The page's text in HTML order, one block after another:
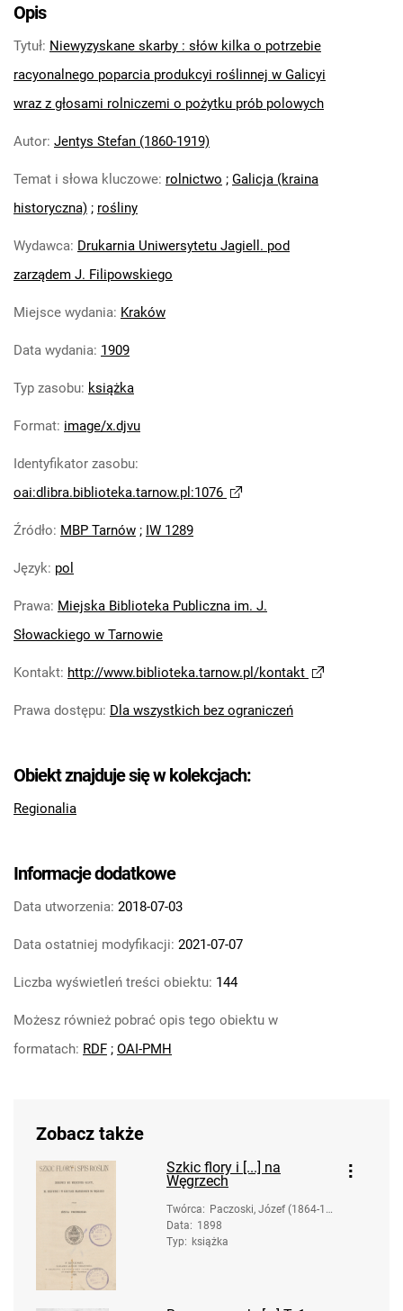
Opis
Tytuł: Niewyzyskane skarby : słów kilka o potrzebie
racyonalnego poparcia produkcyi roślinnej w Galicyi
wraz z głosami rolniczemi o pożytku prób polowych
Autor: Jentys Stefan (1860-1919)
Temat i słowa kluczowe: rolnictwo ; Galicja (kraina
historyczna) ; rośliny
Wydawca: Drukarnia Uniwersytetu Jagiell. pod
zarządem J. Filipowskiego
Miejsce wydania: Kraków
Data wydania: 1909
Typ zasobu: książka
Format: image/x.djvu
Identyfikator zasobu:
oai:dlibra.biblioteka.tarnow.pl:1076
Źródło: MBP Tarnów ; IW 1289
Język: pol
Prawa: Miejska Biblioteka Publiczna im. J.
Słowackiego w Tarnowie
Kontakt: http://www.biblioteka.tarnow.pl/kontakt
Prawa dostępu: Dla wszystkich bez ograniczeń
Obiekt znajduje się w kolekcjach:
Regionalia
Informacje dodatkowe
Data utworzenia: 2018-07-03
Data ostatniej modyfikacji: 2021-07-07
Liczba wyświetleń treści obiektu: 144
Możesz również pobrać opis tego obiektu w
formatach: RDF ; OAI-PMH
Zobacz także
Szkic flory i [...] na
Węgrzech
Twórca: Paczoski, Józef (1864-19
42)
Data: 1898
Typ: książka